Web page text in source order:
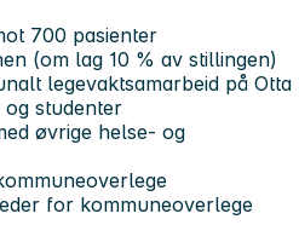
700 pasienter
(om lag 10 % av stillingen)
legevaktsamarbeid på Otta
og studenter
øvrige helse- og
for kommuneoverlege